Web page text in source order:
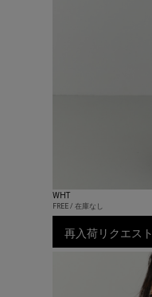
WHT
FREE / 在庫なし
再入荷リクエスト